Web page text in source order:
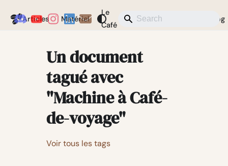
Coffeegeek
Articles Matériel
Le
Café
Actualités Blog
Un document
tagué avec
"Machine à Café-
de-voyage"
Voir tous les tags